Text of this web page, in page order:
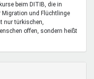
beim DITIB, die in
und Flüchtlinge
nur türkischen,
offen, sondern heißt